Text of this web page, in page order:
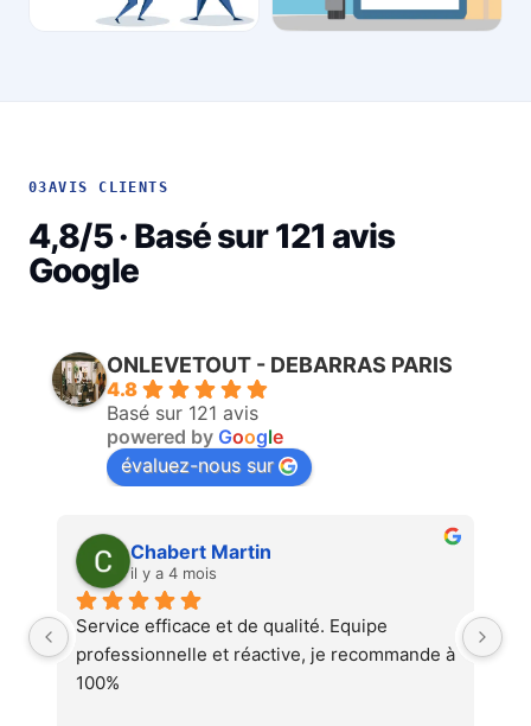
03AVIS CLIENTS
4,8/5 · Basé sur 121 avis
Google
ONLEVETOUT - DEBARRAS PARIS
4.8
Basé sur 121 avis
powered by Google
évaluez-nous sur
à
Martin Faliu
il y a 4 mois
Service au top, devis ultra rapide et
cohérent, équipes professionnelles et